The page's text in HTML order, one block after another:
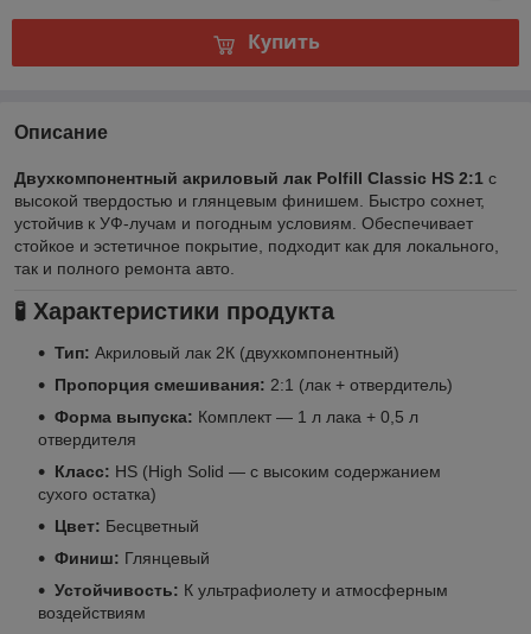
Купить
Описание
Двухкомпонентный акриловый лак Polfill Classic HS 2:1 с
высокой твердостью и глянцевым финишем. Быстро сохнет,
устойчив к УФ-лучам и погодным условиям. Обеспечивает
стойкое и эстетичное покрытие, подходит как для локального,
так и полного ремонта авто.
🧪 Характеристики продукта
Тип: Акриловый лак 2К (двухкомпонентный)
Пропорция смешивания: 2:1 (лак + отвердитель)
Форма выпуска: Комплект — 1 л лака + 0,5 л
отвердителя
Класс: HS (High Solid — с высоким содержанием
сухого остатка)
Цвет: Бесцветный
Финиш: Глянцевый
Устойчивость: К ультрафиолету и атмосферным
воздействиям